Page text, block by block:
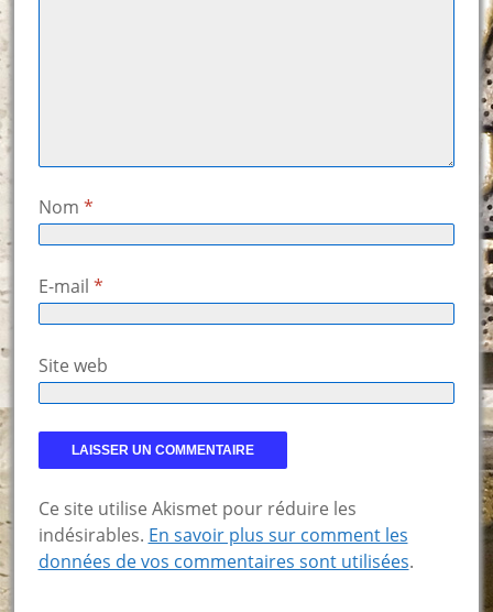
Nom *
E-mail *
Site web
Ce site utilise Akismet pour réduire les
indésirables. En savoir plus sur comment les
données de vos commentaires sont utilisées.